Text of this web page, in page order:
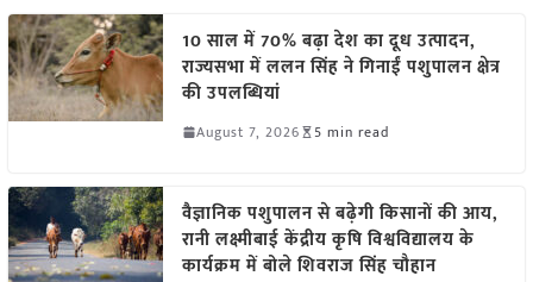
10 साल में 70% बढ़ा देश का दूध उत्पादन,
राज्यसभा में ललन सिंह ने गिनाईं पशुपालन क्षेत्र
की उपलब्धियां
August 7, 2026 5 min read
वैज्ञानिक पशुपालन से बढ़ेगी किसानों की आय,
रानी लक्ष्मीबाई केंद्रीय कृषि विश्वविद्यालय के
कार्यक्रम में बोले शिवराज सिंह चौहान